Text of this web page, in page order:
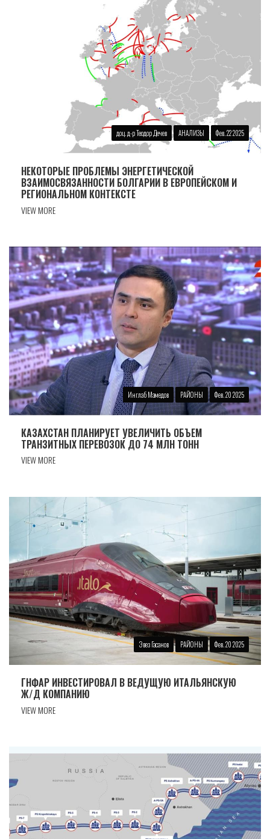
доц. д-р Теодор Дечев АНАЛИЗЫ Фев. 22 2025
НЕКОТОРЫЕ ПРОБЛЕМЫ ЭНЕРГЕТИЧЕСКОЙ
ВЗАИМОСВЯЗАННОСТИ БОЛГАРИИ В ЕВРОПЕЙСКОМ И
РЕГИОНАЛЬНОМ КОНТЕКСТЕ
VIEW MORE
Инглаб Мамедов РАЙОНЫ Фев. 20 2025
КАЗАХСТАН ПЛАНИРУЕТ УВЕЛИЧИТЬ ОБЪЕМ
ТРАНЗИТНЫХ ПЕРЕВОЗОК ДО 74 МЛН ТОНН
VIEW MORE
Эвез Гасанов РАЙОНЫ Фев. 20 2025
ГНФАР ИНВЕСТИРОВАЛ В ВЕДУЩУЮ ИТАЛЬЯНСКУЮ
Ж/Д КОМПАНИЮ
VIEW MORE